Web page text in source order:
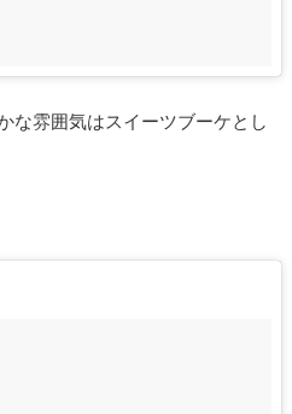
な雰囲気はスイーツブーケとし